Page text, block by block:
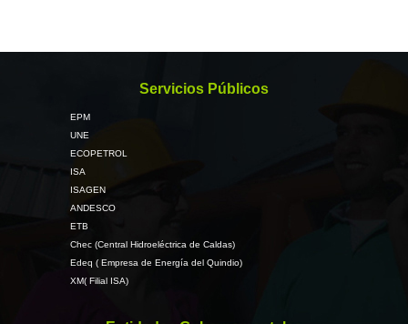
Servicios Públicos
EPM
UNE
ECOPETROL
ISA
ISAGEN
ANDESCO
ETB
Chec (Central Hidroeléctrica de Caldas)
Edeq ( Empresa de Energía del Quindio)
XM( Filial ISA)